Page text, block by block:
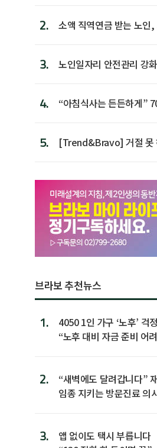
2.
소액 직역연금 받는 노인
3.
노인일자리 안전관리 강
4.
“아침식사는 든든하게”
5.
[Trend&Bravo] 거절 못
브라보 추천뉴스
1.
4050 1인 가구 ‘노후’ 걱
“노후 대비 자금 준비 어려
2.
“새벽에도 달려갑니다”
임종 지키는 방문진료 의
3.
앱 없이도 택시 부릅니다